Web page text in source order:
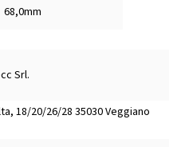
68,0mm
Srl.
18/20/26/28 35030 Veggiano